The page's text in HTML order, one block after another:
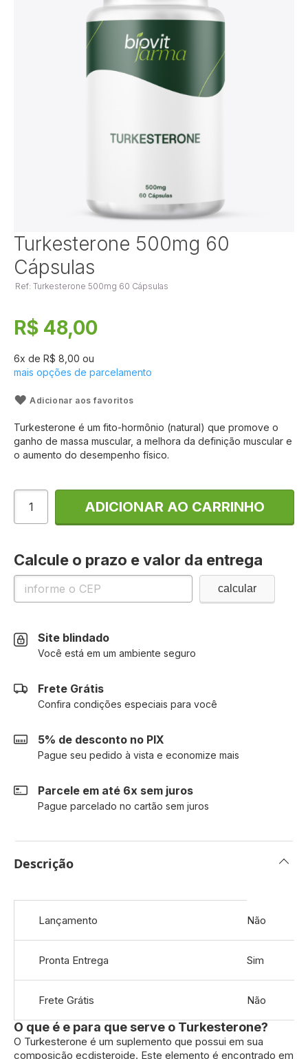
Saltar
para
o
da
de
imagens
Turkesterone 500mg 60
Cápsulas
Ref: Turkesterone 500mg 60 Cápsulas
R$ 48,00
6x de R$ 8,00 ou
mais opções de parcelamento
Adicionar aos favoritos
Turkesterone é um fito-hormônio (natural) que promove o
ganho de massa muscular, a melhora da definição muscular e
o aumento do desempenho físico.
ADICIONAR AO CARRINHO
Calcule o prazo e valor da entrega
Site blindado
Você está em um ambiente seguro
Frete Grátis
Confira condições especiais para você
5% de desconto no PIX
Pague seu pedido à vista e economize mais
Parcele em até 6x sem juros
Pague parcelado no cartão sem juros
Descrição
O que é e para que serve o Turkesterone?
O Turkesterone é um suplemento que possui em sua
composição ecdisteroide. Este elemento é encontrado em
informações
Lançamento Não
Pronta Entrega Sim
Frete Grátis Não